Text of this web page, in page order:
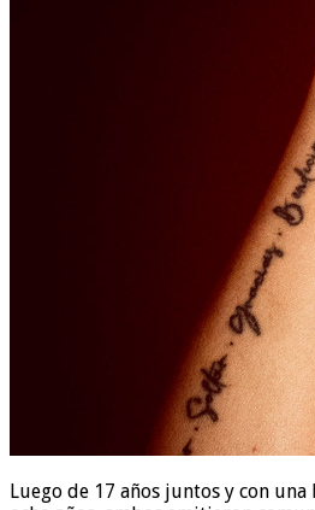
Luego de 17 años juntos y con